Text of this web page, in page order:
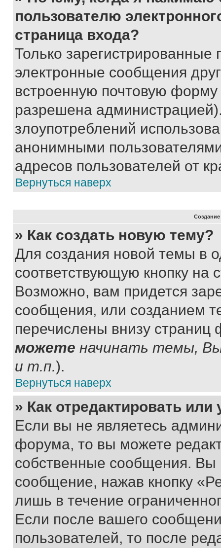
пользователю
страница входа?
Только зарегистрированные
электронные сообщения
встроенную почтовую
разрешена
злоупотреблений
анонимными
адресов пользователей от
Вернуться наверх
» Как создать новую тему?
Для создания новой темы в
соответствующую кнопку
Возможно, вам придется
сообщения, или созданием
перечислены внизу
можете начинать темы,
и т.п.).
Вернуться наверх
» Как отредактировать
Если вы не являетесь
форума, то вы можете
собственные сообщения. Вы
сообщение, нажав кнопку
лишь в течение
Если после вашего
пользователей, то после